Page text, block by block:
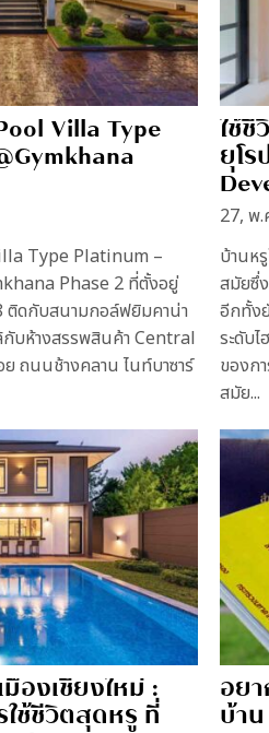
Villa Type
Type Platinum –
Phase 2 ที่ตั้งอยู่
ดกับสนามกอล์ฟยิมคาน่า
กับห้างสรรพสินค้า Central
ถนนช้างคลาน ไนท์บาซาร์
ใช้
ยุโ
27, พ.
บ้านห
สมัยซึ่
อีกทั้ง
ระดับ
ของก
สมัย...
องเชียงใหม่ :
ใช้ชีวิตสุดหรู ที่
อยา
บ้าน